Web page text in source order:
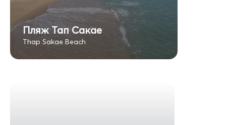
Пляж Тап Сакае
Thap Sakae Beach